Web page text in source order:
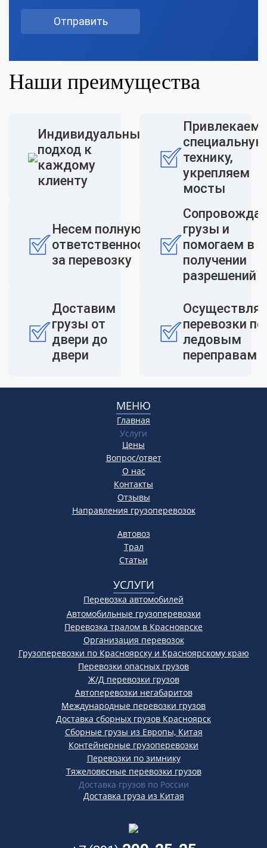
Наши преимущества
Индивидуальный
подход к
каждому
клиенту
Привлекаем
специальную
технику,
укрепляем
мосты
Несем полную
ответственность
за перевозку
грузы и
помогаем в
получении
разрешений
Доставим
грузы от
двери до
двери
перевозки по
ледовым
переправам
МЕНЮ
Главная
Услуги
Цены
Вопрос/ответ
О нас
Контакты
Отзывы
Направления грузоперевозок
Автовоз
Трал
Статьи
УСЛУГИ
Перевозка автомобилей
Автомобильные грузоперевозки
Перевозка тралом в Красноярске
Организация перевозок
Грузоперевозки по Красноярску и Красноярскому краю
Перевозки опасных грузов
Ж/Д перевозки грузов
Автоперевозки негабаритов
Международные перевозки грузов
Доставка сборных грузов Красноярск
Сборные грузы из Европы, Китая
Контейнерные грузоперевозки
Перевозки по зимнику
Тяжеловесные перевозки грузов
Доставка грузов по России
Доставка груза из Китая